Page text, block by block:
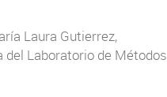
Laura Gutierrez,
del Laboratorio de Métodos